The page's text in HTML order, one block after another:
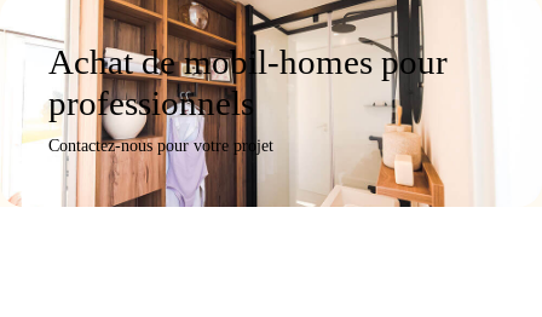
Achat de mobil-homes pour
professionnels
Contactez-nous pour votre projet